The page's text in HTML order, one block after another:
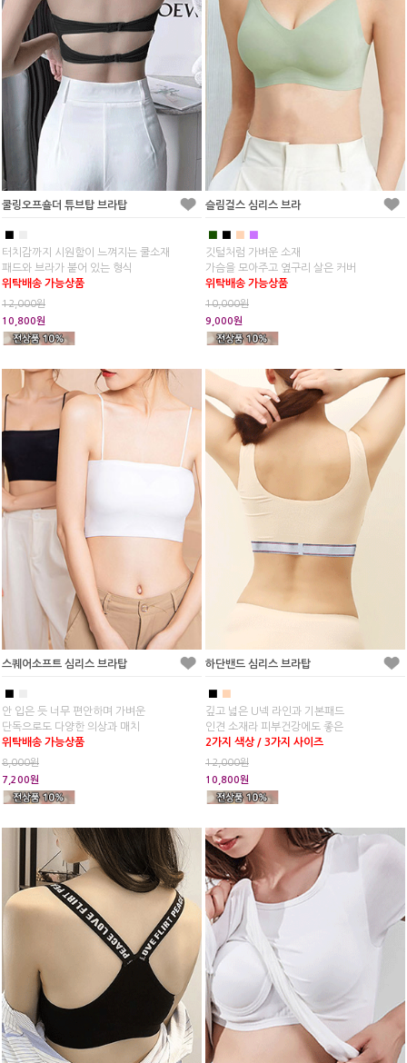
쿨링오프숄더 튜브탑 브라탑
■
터치감까지 시원함이 느껴지는 쿨소재
패드와 브라가 붙어 있는 형식
위탁배송 가능상품
12,000원
10,800원
슬림걸스 심리스 브라
■ ■ ■ ■
깃털처럼 가벼운 소재
가슴을 모아주고 옆구리 살은 커버
위탁배송 가능상품
10,000원
9,000원
스퀘어소프트 심리스 브라탑
■
안 입은 듯 너무 편안하며 가벼운
단독으로도 다양한 의상과 매치
위탁배송 가능상품
8,000원
7,200원
하단밴드 심리스 브라탑
■
깊고 넓은 U넥 라인과 기본패드
인견 소재라 피부건강에도 좋은
2가지 색상 / 3가지 사이즈
12,000원
10,800원